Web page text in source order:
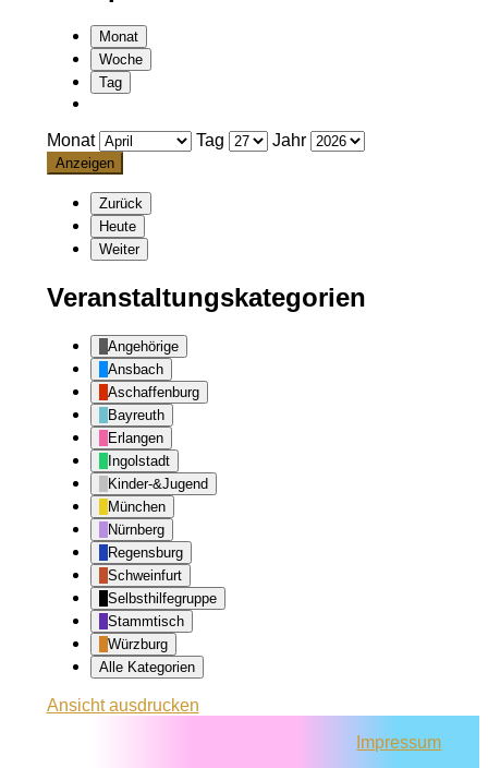
Monat
Woche
Tag
Monat Tag Jahr
Zurück
Heute
Weiter
Veranstaltungskategorien
Angehörige
Ansbach
Aschaffenburg
Bayreuth
Erlangen
Ingolstadt
Kinder-&Jugend
München
Nürnberg
Regensburg
Schweinfurt
Selbsthilfegruppe
Stammtisch
Würzburg
Alle Kategorien
Ansichtausdrucken
Impressum